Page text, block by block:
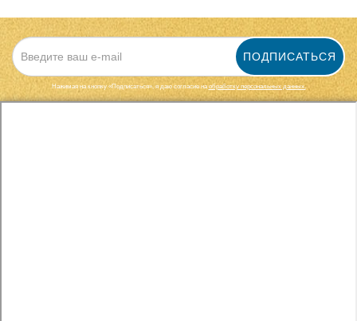
ПОДПИСАТЬСЯ
Нажимая на кнопку «Подписаться», я даю cогласие наобработку персональных данных.